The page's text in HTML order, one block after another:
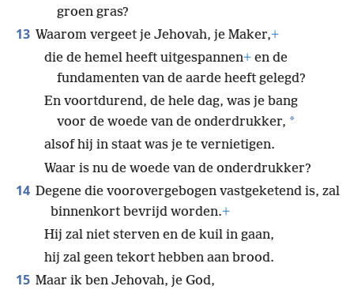
groen gras?
13 Waarom vergeet je Jehovah, je Maker,+
die de hemel heeft uitgespannen+ en de
fundamenten van de aarde heeft gelegd?
En voortdurend, de hele dag, was je bang
voor de woede van de onderdrukker, *
alsof hij in staat was je te vernietigen.
Waar is nu de woede van de onderdrukker?
14 Degene die voorovergebogen vastgeketend is, zal
binnenkort bevrijd worden.+
Hij zal niet sterven en de kuil in gaan,
hij zal geen tekort hebben aan brood.
15 Maar ik ben Jehovah, je God,